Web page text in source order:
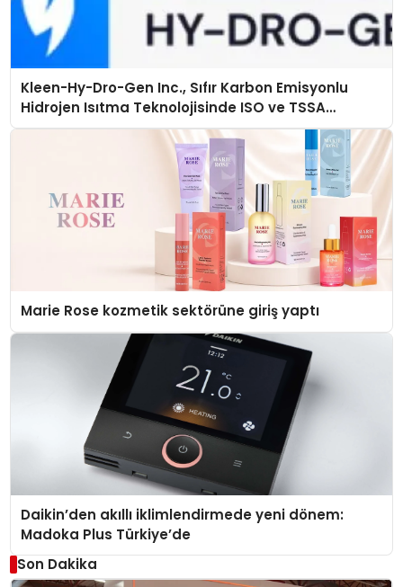
Kleen-Hy-Dro-Gen Inc., Sıfır Karbon Emisyonlu
Hidrojen Isıtma Teknolojisinde ISO ve TSSA
Düzenleyici Onaylarını Aldı
Marie Rose kozmetik sektörüne giriş yaptı
Daikin’den akıllı iklimlendirmede yeni dönem:
Madoka Plus Türkiye’de
Son Dakika